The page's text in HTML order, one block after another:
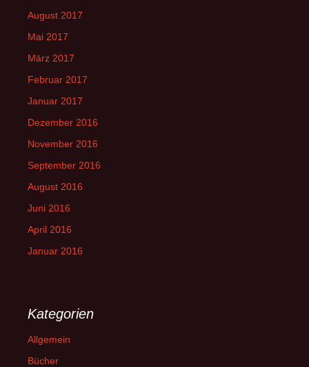
August 2017
Mai 2017
März 2017
Februar 2017
Januar 2017
Dezember 2016
November 2016
September 2016
August 2016
Juni 2016
April 2016
Januar 2016
Kategorien
Allgemein
Bücher